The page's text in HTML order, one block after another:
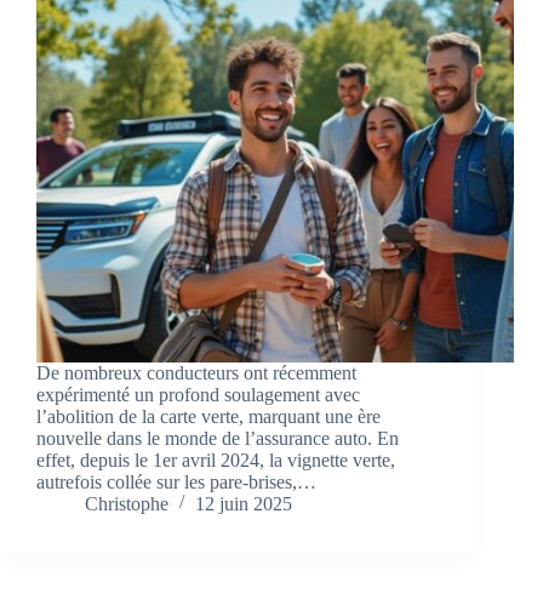
De nombreux conducteurs ont récemment
expérimenté un profond soulagement avec
l’abolition de la carte verte, marquant une ère
nouvelle dans le monde de l’assurance auto. En
effet, depuis le 1er avril 2024, la vignette verte,
autrefois collée sur les pare-brises,…
Christophe
12 juin 2025